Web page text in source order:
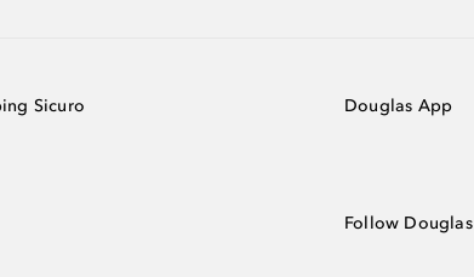
Sicuro Douglas App
Follow Douglas